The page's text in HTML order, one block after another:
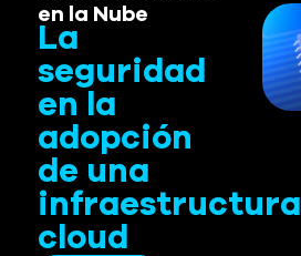
en la Nube
La
seguridad
en la
adopción
de una
infraestructura
cloud